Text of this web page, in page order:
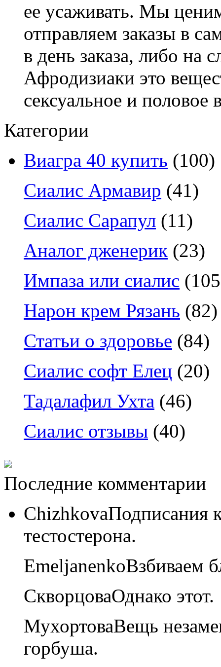
ее усаживать. Мы
отправляем заказы в
в день заказа, либо на
Афродизиаки это
сексуальное и половое
Категории
Виагра 40 купить (100)
Сиалис Армавир (41)
Сиалис Сарапул (11)
Аналог дженерик (23)
Импаза или сиалис
Нарон крем Рязань (82)
Статьи о здоровье (84)
Сиалис софт Елец (20)
Тадалафил Ухта (46)
Сиалис отзывы (40)
Последние комментарии
ChizhkovaПодписания
тестостерона.
EmeljanenkoВзбиваем
СкворцоваОднако этот.
МухортоваВещь
горбуша.